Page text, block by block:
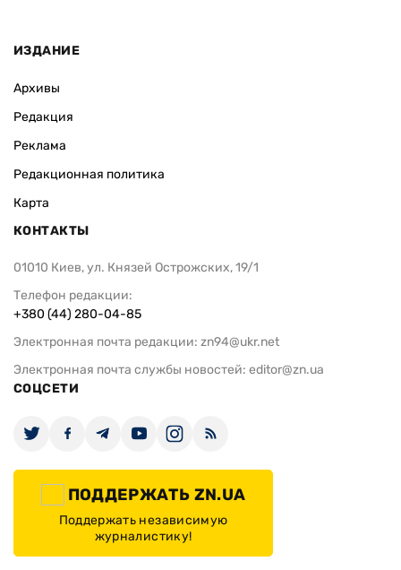
ИЗДАНИЕ
Архивы
Редакция
Реклама
Редакционная политика
Карта
КОНТАКТЫ
01010 Киев, ул. Князей Острожских, 19/1
Телефон редакции:
+380 (44) 280-04-85
Электронная почта редакции: zn94@ukr.net
Электронная почта службы новостей: editor@zn.ua
СОЦСЕТИ
ПОДДЕРЖАТЬ ZN.UA
Поддержать независимую
журналистику!